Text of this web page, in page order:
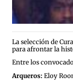
La selección de
para afrontar la
Entre los
Arqueros: Eloy